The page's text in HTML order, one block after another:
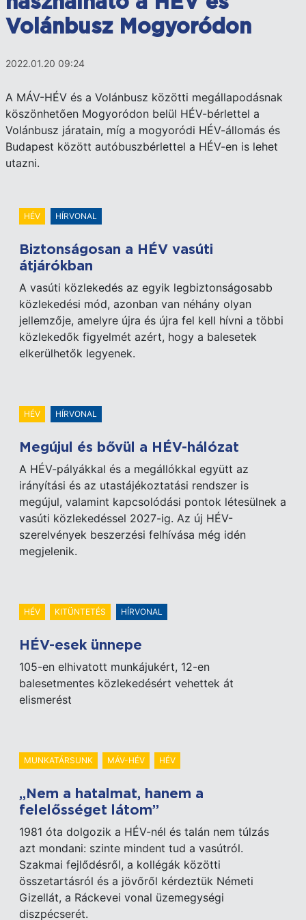
Volánbusz Mogyoródon
2022.01.20 09:24
A MÁV-HÉV és a Volánbusz közötti megállapodásnak
köszönhetően Mogyoródon belül HÉV-bérlettel a
Volánbusz járatain, míg a mogyoródi HÉV-állomás és
Budapest között autóbuszbérlettel a HÉV-en is lehet
utazni.
HÉV HÍRVONAL
Biztonságosan a HÉV vasúti
átjárókban
A vasúti közlekedés az egyik legbiztonságosabb
közlekedési mód, azonban van néhány olyan
jellemzője, amelyre újra és újra fel kell hívni a többi
közlekedők figyelmét azért, hogy a balesetek
elkerülhetők legyenek.
HÉV HÍRVONAL
Megújul és bővül a HÉV-hálózat
A HÉV-pályákkal és a megállókkal együtt az
irányítási és az utastájékoztatási rendszer is
megújul, valamint kapcsolódási pontok létesülnek a
vasúti közlekedéssel 2027-ig. Az új HÉV-
szerelvények beszerzési felhívása még idén
megjelenik.
HÉV KITÜNTETÉS HÍRVONAL
HÉV-esek ünnepe
105-en elhivatott munkájukért, 12-en
balesetmentes közlekedésért vehettek át
elismerést
MUNKATÁRSUNK MÁV-HÉV HÉV
„Nem a hatalmat, hanem a
felelősséget látom”
1981 óta dolgozik a HÉV-nél és talán nem túlzás
azt mondani: szinte mindent tud a vasútról.
Szakmai fejlődésről, a kollégák közötti
összetartásról és a jövőről kérdeztük Németi
Gizellát, a Ráckevei vonal üzemegységi
diszpécserét.